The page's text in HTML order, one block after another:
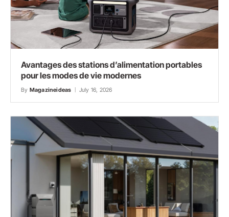
Avantages des stations d’alimentation portables
pour les modes de vie modernes
By Magazineideas July 16, 2026